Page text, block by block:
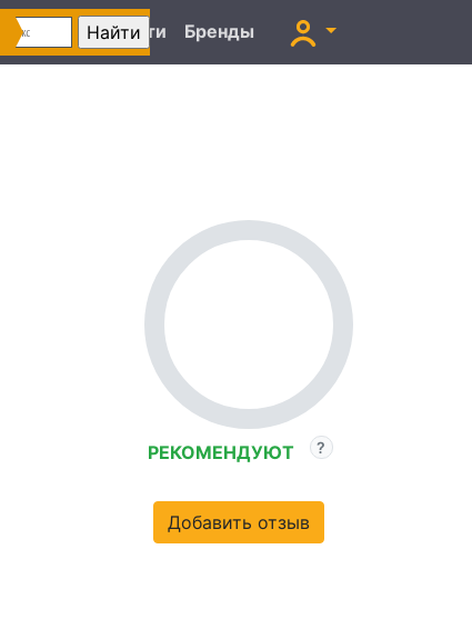
Автоновости Бренды
РЕКОМЕНДУЮТ
Добавить отзыв